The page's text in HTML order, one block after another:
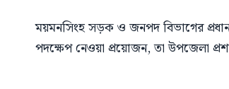
ময়মনসিংহ সড়ক ও জনপদ বিভাগের প্রধান
পদক্ষেপ নেওয়া প্রয়োজন, তা উপজেলা